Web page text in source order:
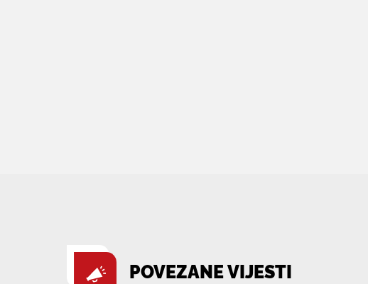
POVEZANE VIJESTI